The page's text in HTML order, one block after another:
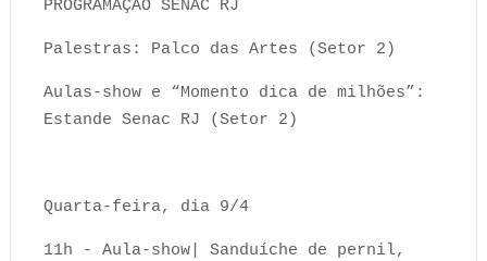
PROGRAMAÇÃO SENAC RJ
Palestras: Palco das Artes (Setor 2)
Aulas-show e “Momento dica de milhões”:
Estande Senac RJ (Setor 2)
Quarta-feira, dia 9/4
11h - Aula-show| Sanduíche de pernil,